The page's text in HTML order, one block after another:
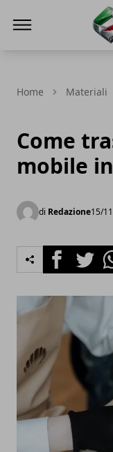
Home Materiali
Come
mobile
di Redazione15/
FacebookTwitter